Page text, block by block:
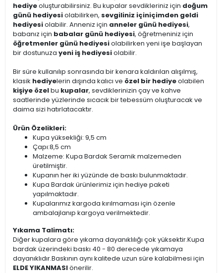
hediyeoluşturabilirsiniz. Bu kupalar sevdikleriniz için doğum
günü hediyesiolabilirken, sevgiliniz içiniçimden geldi
hediyesiolabilir. Anneniz için anneler günü hediyesi,
babanız için babalar günü hediyesi, öğretmeniniz için
öğretmenler günü hediyesiolabilirken yeni işe başlayan
bir dostunuza yeni iş hediyesiolabilir.
Bir süre kullanılıp sonrasında bir kenara kaldırılan alışılmış,
klasik hediyelerin dışında kalıcı ve özel bir hediyeolabilen
kişiye özelbu kupalar, sevdiklerinizin çay ve kahve
saatlerinde yüzlerinde sıcacık bir tebessüm oluşturacak ve
daima sizi hatırlatacaktır.
Ürün Özelikleri:
Kupa yüksekliği: 9,5 cm
Çapı:8,5 cm
Malzeme: Kupa Bardak Seramik malzemeden
üretilmiştir.
Kupanın her iki yüzünde de baskı bulunmaktadır.
Kupa Bardak ürünlerimiz için hediye paketi
yapılmaktadır.
Kupalarımız kargoda kırılmaması için özenle
ambalajlanıp kargoya verilmektedir.
Yıkama Talimatı:
Diğer kupalara göre yıkama dayanıklılığı çok yüksektir.Kupa
bardak üzerindeki baskı 40 - 80 derecede yıkamaya
dayanıklıdır.Baskının aynı kalitede uzun süre kalabilmesi için
ELDE YIKANMASIönerilir.